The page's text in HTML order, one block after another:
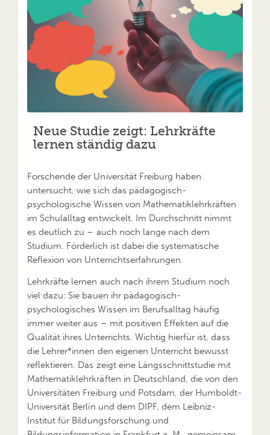
Neue Studie zeigt: Lehrkräfte
lernen ständig dazu
Forschende der Universität Freiburg haben
untersucht, wie sich das pädagogisch-
psychologische Wissen von Mathematiklehrkräften
im Schulalltag entwickelt. Im Durchschnitt nimmt
es deutlich zu – auch noch lange nach dem
Studium. Förderlich ist dabei die systematische
Reflexion von Unterrichtserfahrungen.
Lehrkräfte lernen auch nach ihrem Studium noch
viel dazu: Sie bauen ihr pädagogisch-
psychologisches Wissen im Berufsalltag häufig
immer weiter aus – mit positiven Effekten auf die
Qualität ihres Unterrichts. Wichtig hierfür ist, dass
die Lehrer*innen den eigenen Unterricht bewusst
reflektieren. Das zeigt eine Längsschnittstudie mit
Mathematiklehrkräften in Deutschland, die von den
Universitäten Freiburg und Potsdam, der Humboldt-
Universität Berlin und dem DIPF, dem Leibniz-
Institut für Bildungsforschung und